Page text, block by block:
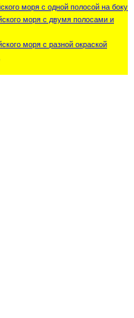
моря с одной полосой на боку
моря с двумя полосами и
моря с разной окраской